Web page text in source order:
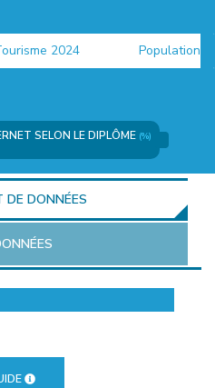
2024 Population
SELON LE DIPLÔME (%)
DE DONNÉES